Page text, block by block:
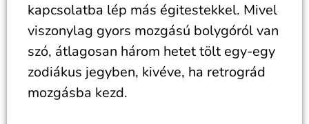
kapcsolatba lép más égitestekkel. Mivel
viszonylag gyors mozgású bolygóról van
szó, átlagosan három hetet tölt egy-egy
zodiákus jegyben, kivéve, ha retrográd
mozgásba kezd.